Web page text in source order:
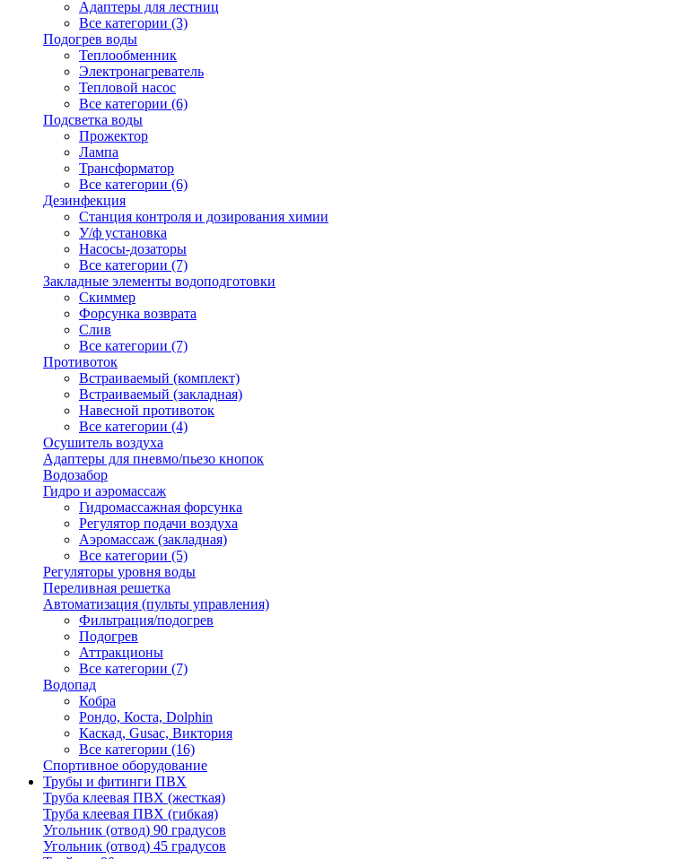
Адаптеры для лестниц
Все категории (3)
Подогрев воды
Теплообменник
Электронагреватель
Тепловой насос
Все категории (6)
Подсветка воды
Прожектор
Лампа
Трансформатор
Все категории (6)
Дезинфекция
Станция контроля и дозирования химии
У/ф установка
Насосы-дозаторы
Все категории (7)
Закладные элементы водоподготовки
Скиммер
Форсунка возврата
Слив
Все категории (7)
Противоток
Встраиваемый (комплект)
Встраиваемый (закладная)
Навесной противоток
Все категории (4)
Осушитель воздуха
Адаптеры для пневмо/пьезо кнопок
Водозабор
Гидро и аэромассаж
Гидромассажная форсунка
Регулятор подачи воздуха
Аэромассаж (закладная)
Все категории (5)
Регуляторы уровня воды
Переливная решетка
Автоматизация (пульты управления)
Фильтрация/подогрев
Подогрев
Аттракционы
Все категории (7)
Водопад
Кобра
Рондо, Коста, Dolphin
Каскад, Gusac, Виктория
Все категории (16)
Спортивное оборудование
Трубы и фитинги ПВХ
Труба клеевая ПВХ (жесткая)
Труба клеевая ПВХ (гибкая)
Угольник (отвод) 90 градусов
Угольник (отвод) 45 градусов